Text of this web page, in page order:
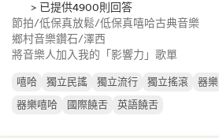
> 已提供4900則回答
節拍/低保真放鬆/低保真嘻哈古典音樂
鄉村音樂鑽石/澤西
將音樂人加入我的「影響力」歌單
嘻哈 獨立民謠 獨立流行 獨立搖滾
器樂
器樂嘻哈
國際饒舌 英語饒舌